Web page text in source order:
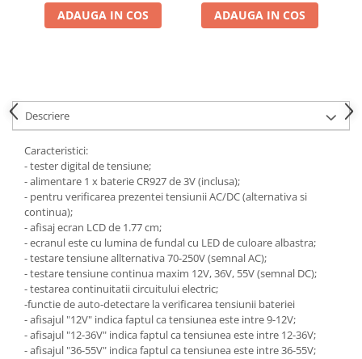
ADAUGA IN COS ADAUGA IN COS
Descriere
Caracteristici:
- tester digital de tensiune;
- alimentare 1 x baterie CR927 de 3V (inclusa);
- pentru verificarea prezentei tensiunii AC/DC (alternativa si
continua);
- afisaj ecran LCD de 1.77 cm;
- ecranul este cu lumina de fundal cu LED de culoare albastra;
- testare tensiune allternativa 70-250V (semnal AC);
- testare tensiune continua maxim 12V, 36V, 55V (semnal DC);
- testarea continuitatii circuitului electric;
-functie de auto-detectare la verificarea tensiunii bateriei
- afisajul "12V" indica faptul ca tensiunea este intre 9-12V;
- afisajul "12-36V" indica faptul ca tensiunea este intre 12-36V;
- afisajul "36-55V" indica faptul ca tensiunea este intre 36-55V;